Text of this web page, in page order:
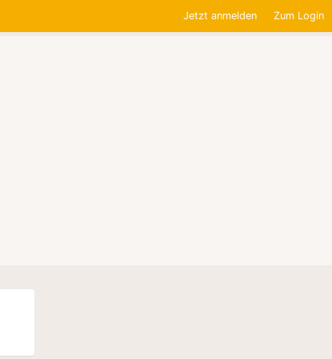
Jetzt anmelden Zum Login